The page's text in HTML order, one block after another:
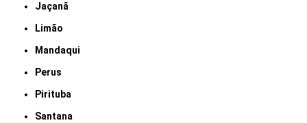
Jaçanã
Limão
Mandaqui
Perus
Pirituba
Santana